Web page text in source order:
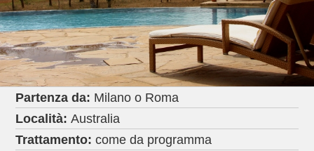
Partenza da: Milano o Roma
Località:Australia
Trattamento:come da programma